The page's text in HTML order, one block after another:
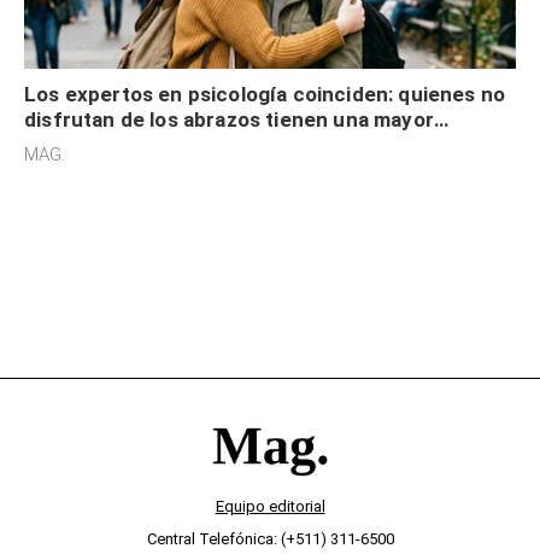
Los expertos en psicología coinciden: quienes no
disfrutan de los abrazos tienen una mayor
sensibilidad a los estímulos físicos y no es por
MAG.
Equipo editorial
Central Telefónica: (+511) 311-6500